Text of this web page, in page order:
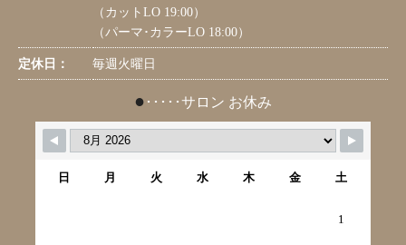
（カットLO 19:00）
（パーマ･カラーLO 18:00）
定休日： 毎週火曜日
● ･････サロン お休み
日 月 火 水 木 金 土
1